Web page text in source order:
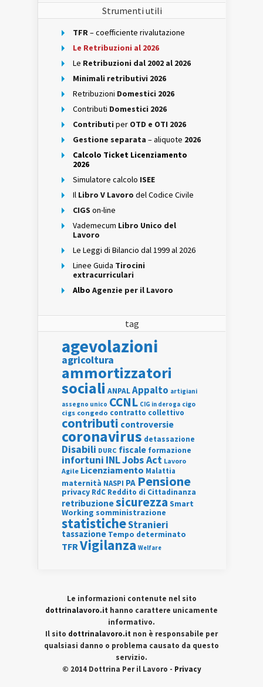
Strumenti utili
TFR– coefficiente rivalutazione
Le Retribuzioni al 2026
Le Retribuzioni dal 2002 al 2026
Minimali retributivi 2026
Retribuzioni Domestici 2026
Contributi Domestici 2026
Contributi per OTD e OTI 2026
Gestione separata – aliquote 2026
Calcolo Ticket Licenziamento
2026
Simulatore calcolo ISEE
Il Libro V Lavoro del Codice Civile
CIGS on-line
Vademecum Libro Unico del
Lavoro
Le Leggi di Bilancio dal 1999 al 2026
Linee Guida Tirocini
extracurriculari
Albo Agenzie per il Lavoro
tag
agevolazioni
agricoltura
ammortizzatori
sociali ANPALAppalto artigiani
assegno unico CCNL CIG in deroga cigo
cigs congedo contratto collettivo
contributi controversie
coronavirus detassazione
Disabili DURC fiscale formazione
infortuni INLJobs Act Lavoro
Agile Licenziamento Malattia
maternità NASPI PA Pensione
privacy RdC Reddito di Cittadinanza
retribuzionesicurezza Smart
Working somministrazione
statisticheStranieri
tassazione Tempo determinato
TFRVigilanza Welfare
Le informazioni contenute nel sito
dottrinalavoro.it hanno carattere unicamente
informativo.
Il sito dottrinalavoro.it non è responsabile per
qualsiasi danno o problema causato da questo
servizio.
© 2014 Dottrina Per il Lavoro - Privacy